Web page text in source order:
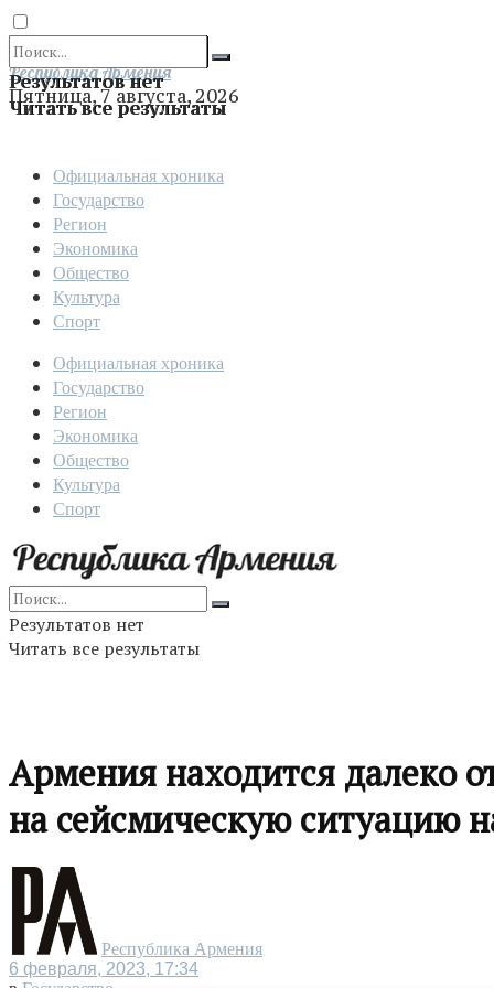
Результатов нет
Читать все результаты
Отправить
Республика Армения
Пятница, 7 августа, 2026
Официальная хроника
Государство
Регион
Экономика
Общество
Культура
Спорт
Официальная хроника
Государство
Регион
Экономика
Общество
Культура
Спорт
Результатов нет
Читать все результаты
Армения находится далеко
на сейсмическую ситуацию
Республика Армения
6 февраля, 2023, 17:34